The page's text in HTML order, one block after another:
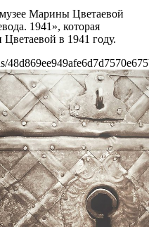
Марины Цветаевой
1941», которая
в 1941 году.